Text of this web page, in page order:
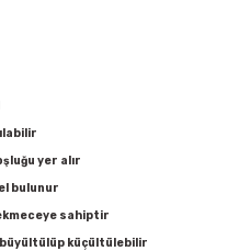
yer alır
bulunur
sahiptir
küçültülebilir